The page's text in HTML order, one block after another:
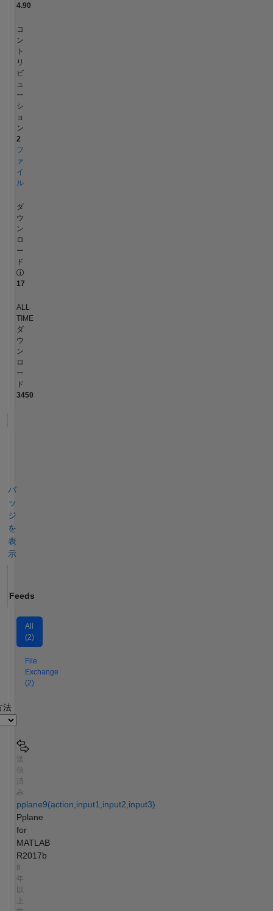
4.90
コ
ン
ト
リ
ビ
ュ
ー
シ
ョ
ン
2
フ
ァ
イ
ル
ダ
ウ
ン
ロ
ー
ド
17
ALL
TIME
ダ
ウ
ン
ロ
ー
ド
3450
バ
ッ
ジ
を
表
示
Feeds
All
(2)
File
Exchange
(2)
法
送
信
済
み
pplane9(action,input1,input2,input3)
Pplane
for
MATLAB
R2017b
8
年
以